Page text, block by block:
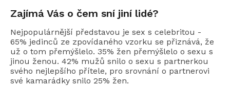
Zajímá Vás o čem sní jiní lidé?
Nejpopulárnější představou je sex s celebritou -
65% jedinců ze zpovídaného vzorku se přiznává, že
už o tom přemýšlelo. 35% žen přemýšlelo o sexu s
jinou ženou. 42% mužů snilo o sexu s partnerkou
svého nejlepšího přítele, pro srovnání o partnerovi
své kamarádky snilo 25% žen.